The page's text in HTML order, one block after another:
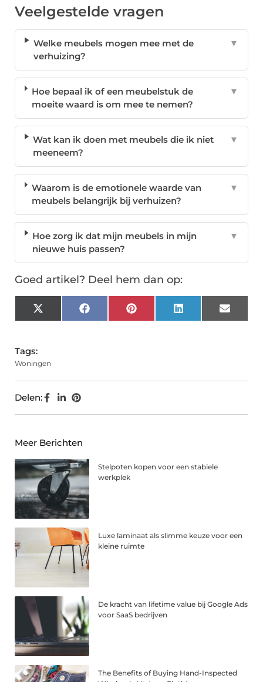
Veelgestelde vragen
Welke meubels mogen mee met de
verhuizing?
▼
Hoe bepaal ik of een meubelstuk de
moeite waard is om mee te nemen?
▼
Wat kan ik doen met meubels die ik niet
meeneem?
▼
Waarom is de emotionele waarde van
meubels belangrijk bij verhuizen?
▼
Hoe zorg ik dat mijn meubels in mijn
nieuwe huis passen?
▼
Goed artikel? Deel hem dan op:
X
(Twitter)
FacebookPinterest LinkedIn Email
Tags:
Woningen
Delen:
Meer Berichten
Stelpoten kopen voor een stabiele
werkplek
Luxe laminaat als slimme keuze voor een
kleine ruimte
De kracht van lifetime value bij Google Ads
voor SaaS bedrijven
The Benefits of Buying Hand-Inspected